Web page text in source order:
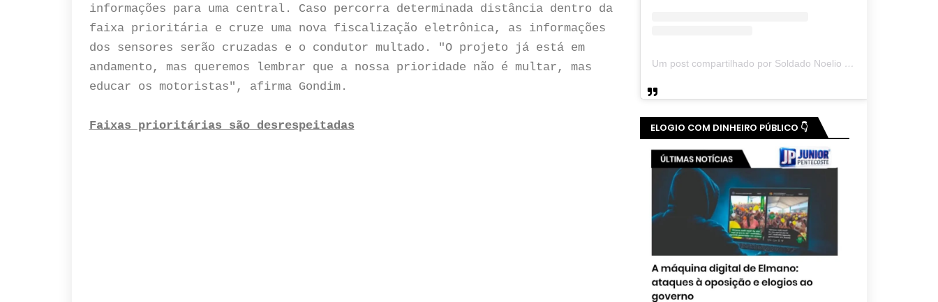
informações para uma central. Caso percorra determinada distância dentro da
faixa prioritária e cruze uma nova fiscalização eletrônica, as informações
dos sensores serão cruzadas e o condutor multado. "O projeto já está em
andamento, mas queremos lembrar que a nossa prioridade não é multar, mas
educar os motoristas", afirma Gondim.
Faixas prioritárias são desrespeitadas
Um post compartilhado por Soldado Noelio (@soldadonoelio)
ELOGIO COM DINHEIRO PÚBLICO 👇